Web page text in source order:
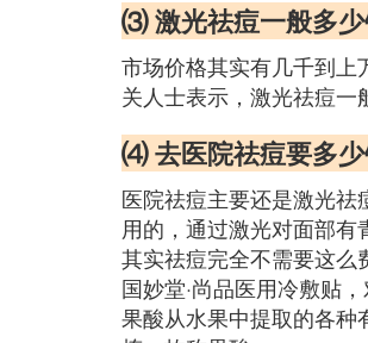
⑶ 激光祛痘一般多
市场价格其实有几千到上
关人士表示，激光祛痘一
⑷ 去医院祛痘要多
医院祛痘主要还是激光
用的，通过激光对面部有
其实祛痘完全不需要这么
国妙堂·尚品医用冷敷贴
果酸从水果中提取的各种